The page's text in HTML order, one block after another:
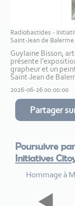
Radiobastides -
Saint-Jean de Balerme
Guylaine Bisson,
présente
grapheur et un
Saint-Jean de
2026-06-26 00:00:00
Partager
Poursuivre
Initiatives
Hommage à